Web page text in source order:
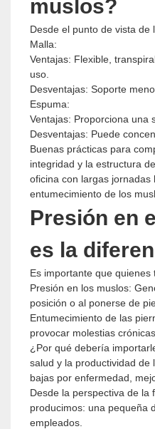
muslos?
Desde el punto de vista
Malla:
Ventajas: Flexible,
uso.
Desventajas: Soporte
Espuma:
Ventajas: Proporciona una
Desventajas: Puede
Buenas prácticas para
integridad y la estructura
oficina con largas
entumecimiento de los
Presión en
es la
Es importante que
Presión en los muslos:
posición o al ponerse de
Entumecimiento de las
provocar molestias
¿Por qué debería
salud y la productividad de
bajas por enfermedad,
Desde la perspectiva de la
producimos: una pequeña
empleados.